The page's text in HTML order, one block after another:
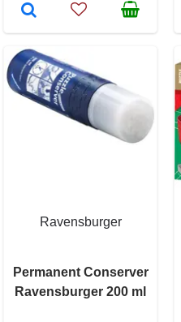
Ravensburger
Permanent Conserver
Ravensburger 200 ml